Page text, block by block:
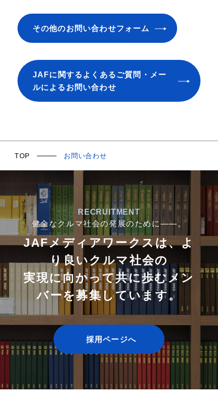
その他のお問い合わせフォーム
JAFに関するよくあるご質問・メー
ルによるお問い合わせ
TOP お問い合わせ
RECRUITMENT
健全なクルマ社会の発展のために――。
JAFメディアワークスは、よ
り良いクルマ社会の
実現に向かって共に歩むメン
バーを募集しています。
採用ページへ